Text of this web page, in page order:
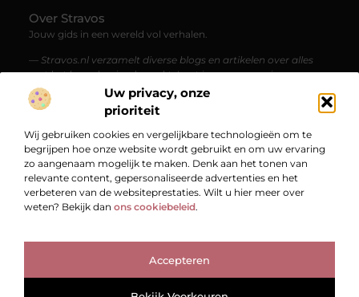
Uw privacy, onze
prioriteit
Wij gebruiken cookies en vergelijkbare technologieën om te
begrijpen hoe onze website wordt gebruikt en om uw ervaring
zo aangenaam mogelijk te maken. Denk aan het tonen van
relevante content, gepersonaliseerde advertenties en het
verbeteren van de websiteprestaties. Wilt u hier meer over
weten? Bekijk dan ons cookiebeleid.
Accepteren
Over Stravos
Jouw gids in een wereld vol verhalen.
— Stravos.nl verzamelt diverse blogs en artikelen over alles
wat het leven boeiend maakt. Laat je meenemen in een
stroom van kennis, inspiratie en verrassende perspectieven.
Bericht categorie
Onze informatie